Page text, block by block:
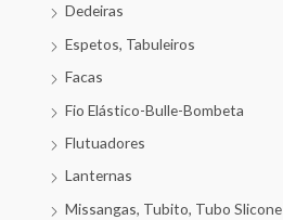
Dedeiras
Espetos, Tabuleiros
Facas
Fio Elástico-Bulle-Bombeta
Flutuadores
Lanternas
Missangas, Tubito, Tubo Slicone